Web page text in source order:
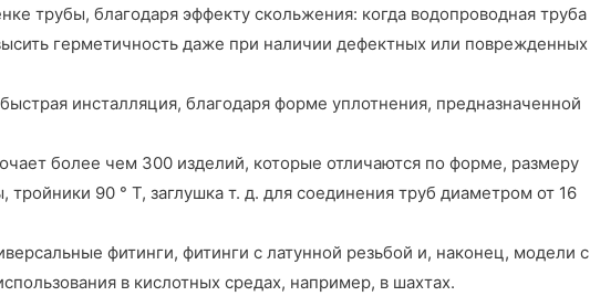
трубы, благодаря эффекту скольжения: когда водопроводная труба
герметичность даже при наличии дефектных или поврежденных
инсталляция, благодаря форме уплотнения, предназначенной
более чем 300 изделий, которые отличаются по форме, размеру
90 ° Т, заглушка т. д. для соединения труб диаметром от 16
фитинги, фитинги с латунной резьбой и, наконец, модели с
в кислотных средах, например, в шахтах.